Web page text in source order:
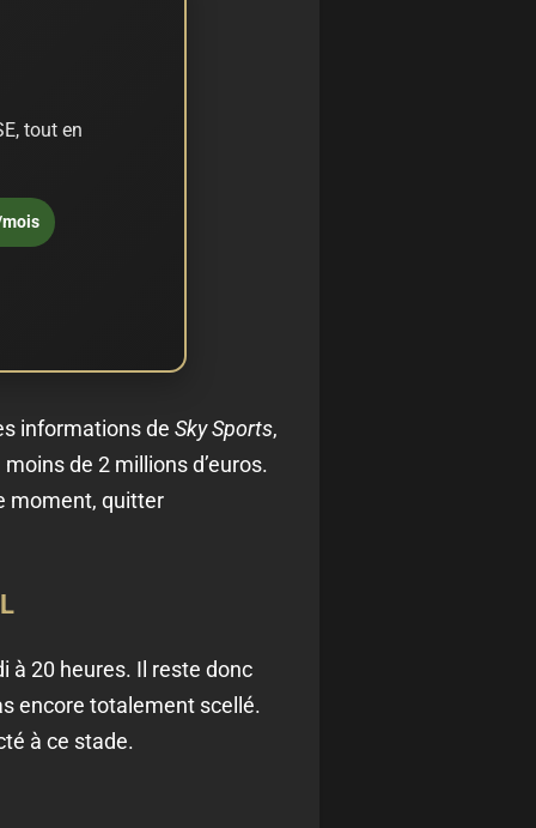
tout en
mois
informations de Sky Sports,
de 2 millions d’euros.
moment, quitter
à 20 heures. Il reste donc
encore totalement scellé.
à ce stade.